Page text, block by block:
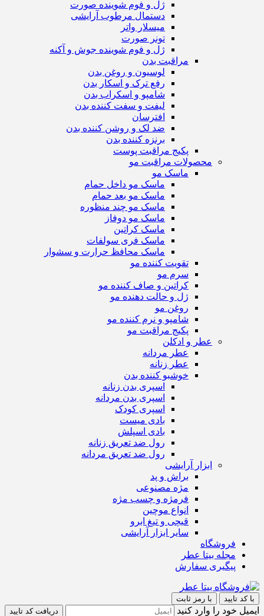
ژل و فوم شوینده صورت
دستمال مرطوب آرایشی
میسلار واتر
تونر صورت
ژل و فوم شوینده جوش و آکنه
مراقبت بدن
لوسیون و روغن بدن
رفع ترک و اسکار بدن
شامپو و اسکراب بدن
لیفت و سفت کننده بدن
افترسان
ضد لک و روشن کننده بدن
برنزه کننده بدن
پکیج مراقبت پوست
محصولات مراقبت مو
ماسک مو
ماسک مو داخل حمام
ماسک مو بعد حمام
ماسک مو چند منظوره
ماسک مو دوفاز
ماسک کراتین
ماسک فری سولفات
ماسک محافظ حرارت و سشوار
تقویت کننده مو
سرم مو
کراتین و صاف کننده مو
ژل و حالت دهنده مو
روغن مو
شامپو و نرم کننده مو
پکیج مراقبت مو
عطر و ادکلن
عطر مردانه
عطر زنانه
خوشبو کننده بدن
اسپری بدن زنانه
اسپری بدن مردانه
اسپری کودک
بادی میست
بادی اسپلش
رول ضد تعریق زنانه
رول ضد تعریق مردانه
ابزار آرایشی
براش و پد
مژه مصنوعی
فرمژه و چسب مژه
انواع موچین
قیچی و تیغ ابرو
سایر ابزار آرایشی
فروشگاه
مجله بیتا عطر
پیگیری سفارش
با کد تایید با رمز ثابت
ایمیل خود را وارد کنید دریافت کد تایید